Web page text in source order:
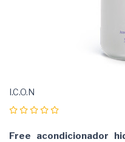
I.C.O.N
Free acondicionador